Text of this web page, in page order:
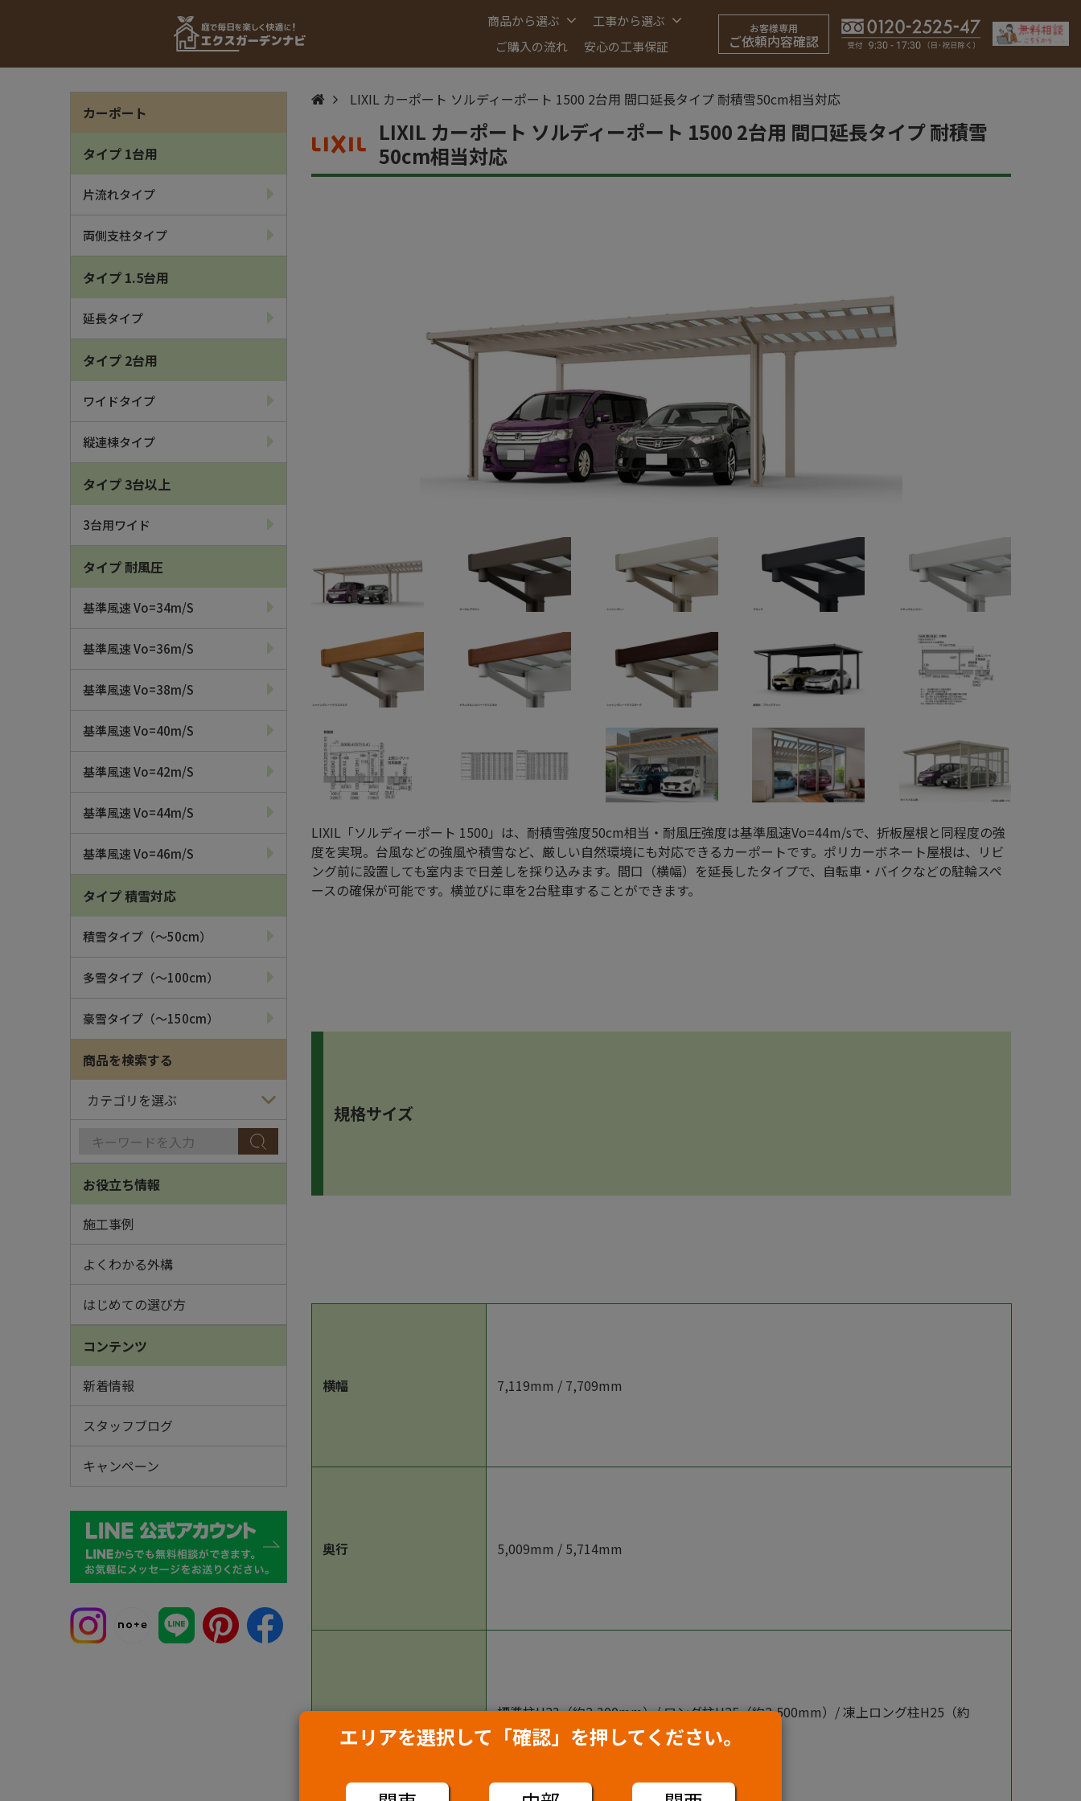
商品から選ぶ
工事から選ぶ
ご購入の流れ
安心の工事保証
お客様専用
ご依頼内容確認
カーポート
タイプ 1台用
片流れタイプ
両側支柱タイプ
タイプ 1.5台用
延長タイプ
タイプ 2台用
ワイドタイプ
縦連棟タイプ
タイプ 3台以上
3台用ワイド
タイプ 耐風圧
基準風速 Vo=34m/s
基準風速 Vo=36m/s
基準風速 Vo=38m/s
基準風速 Vo=40m/s
基準風速 Vo=42m/s
基準風速 Vo=44m/s
基準風速 Vo=46m/s
タイプ 積雪対応
積雪タイプ（～50cm）
多雪タイプ（～100cm）
豪雪タイプ（～150cm）
商品を検索する
お役立ち情報
施工事例
よくわかる外構
はじめての選び方
コンテンツ
新着情報
スタッフブログ
キャンペーン
LIXIL カーポート ソルディーポート 1500 2台用 間口延長タイプ 耐積雪50cm相当対応
LIXIL カーポート ソルディーポート 1500 2台用 間口延長タイプ 耐積雪
50cm相当対応
LIXIL「ソルディーポート 1500」は、耐積雪強度50cm相当・耐風圧強度は基準風速Vo=44m/sで、折板屋根と同程度の強
度を実現。台風などの強風や積雪など、厳しい自然環境にも対応できるカーポートです。ポリカーボネート屋根は、リビ
ング前に設置しても室内まで日差しを採り込みます。間口（横幅）を延長したタイプで、自転車・バイクなどの駐輪スペ
ースの確保が可能です。横並びに車を2台駐車することができます。
規格サイズ
横幅 7,119mm / 7,709mm
奥行 5,009mm / 5,714mm
標準柱H23（約2,300mm）/ ロング柱H25（約2,500mm）/ 凍上ロング柱H25（約
2,500mm）/ ロング柱H30（約3,000mm）
エリアを選択して「確認」を押してください。